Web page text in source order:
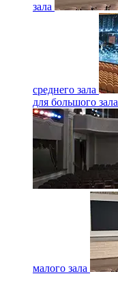
зала
среднего зала
для большого зала
малого зала